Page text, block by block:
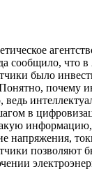
сообщило, что в
было
почему
в
напряжения,
позволяют